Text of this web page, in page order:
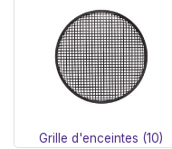
Grille d'enceintes (10)